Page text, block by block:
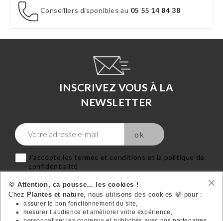
Conseillers disponibles au 05 55 14 84 38
INSCRIVEZ VOUS À LA
NEWSLETTER
J'accepte les termes et conditions et la politique de
confidentialité
🍪Attention, ça pousse… les cookies !
Chez Plantes et nature, nous utilisons des cookies 🍃 pour :
assurer le bon fonctionnement du site,
mesurer l’audience et améliorer votre expérience,